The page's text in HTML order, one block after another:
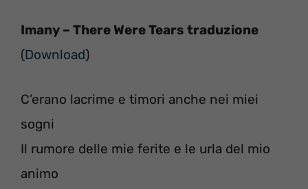
Imany – There Were Tears traduzione
(Download)
C’erano lacrime e timori anche nei miei
sogni
Il rumore delle mie ferite e le urla del mio
animo